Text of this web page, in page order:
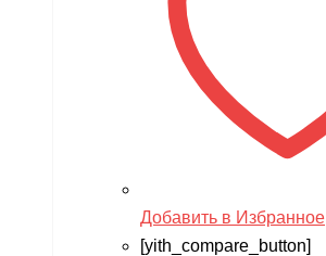
Добавить в Избранное
[yith_compare_button]